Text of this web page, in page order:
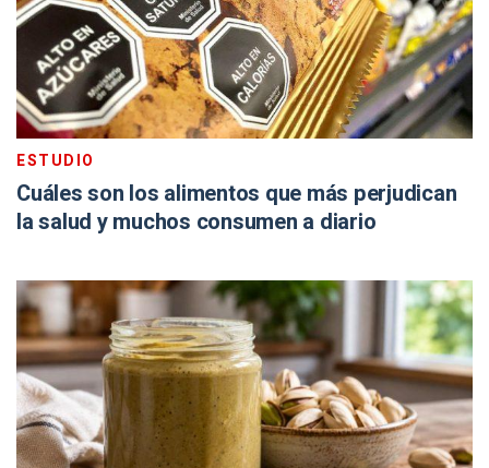
ESTUDIO
Cuáles son los alimentos que más perjudican
la salud y muchos consumen a diario